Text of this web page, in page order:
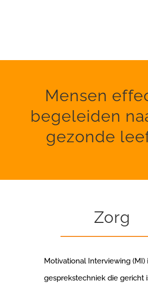
Mensen
begeleiden
gezonde
Zorg
Motivational Interviewing (MI)
gesprekstechniek die gericht